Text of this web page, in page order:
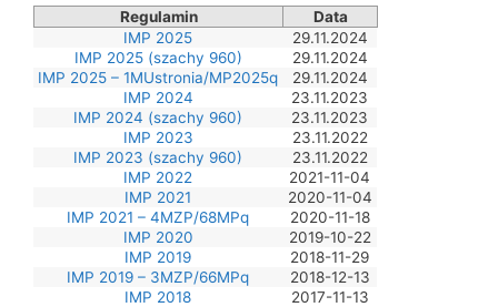
Regulamin
Data
IMP 2025
29.11.2024
IMP 2025 (szachy 960)
29.11.2024
IMP 2025 – 1MUstronia/MP2025q
29.11.2024
IMP 2024
23.11.2023
IMP 2024 (szachy 960)
23.11.2023
IMP 2023
23.11.2022
IMP 2023 (szachy 960)
23.11.2022
IMP 2022
2021-11-04
IMP 2021
2020-11-04
IMP 2021 – 4MZP/68MPq
2020-11-18
IMP 2020
2019-10-22
IMP 2019
2018-11-29
IMP 2019 – 3MZP/66MPq
2018-12-13
IMP 2018
2017-11-13